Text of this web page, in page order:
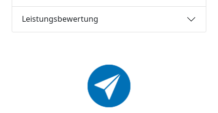
Leistungsbewertung